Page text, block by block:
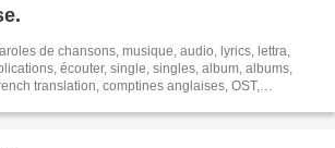
de chansons, musique, audio, lyrics, lettra,
écouter, single, singles, album, albums,
translation, comptines anglaises, OST,